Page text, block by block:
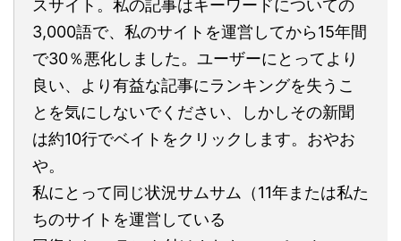
スサイト。私の記事はキーワードについての
3,000語で、私のサイトを運営してから15年間
で30％悪化しました。ユーザーにとってより
良い、より有益な記事にランキングを失うこ
とを気にしないでください、しかしその新聞
は約10行でベイトをクリックします。おやお
や。
私にとって同じ状況サムサム（11年または私た
ちのサイトを運営している